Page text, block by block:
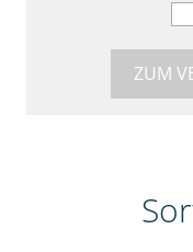
ZUM